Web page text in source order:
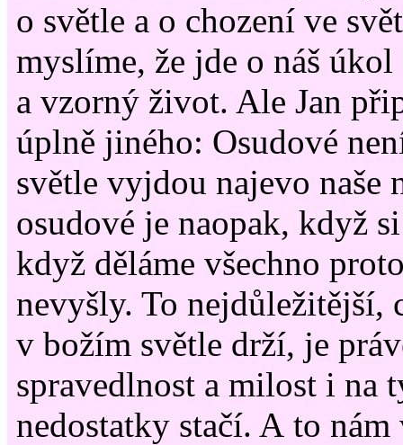
o světle a o chození ve
myslíme, že jde o náš
a vzorný život. Ale Jan
úplně jiného: Osudové
světle vyjdou najevo naše
osudové je naopak, když
když děláme všechno
nevyšly. To nejdůležitější,
v božím světle drží, je
spravedlnost a milost i na
nedostatky stačí. A to